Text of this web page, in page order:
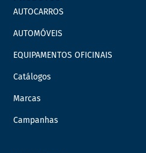
AUTOCARROS
AUTOMÓVEIS
EQUIPAMENTOS OFICINAIS
Catálogos
Marcas
Campanhas